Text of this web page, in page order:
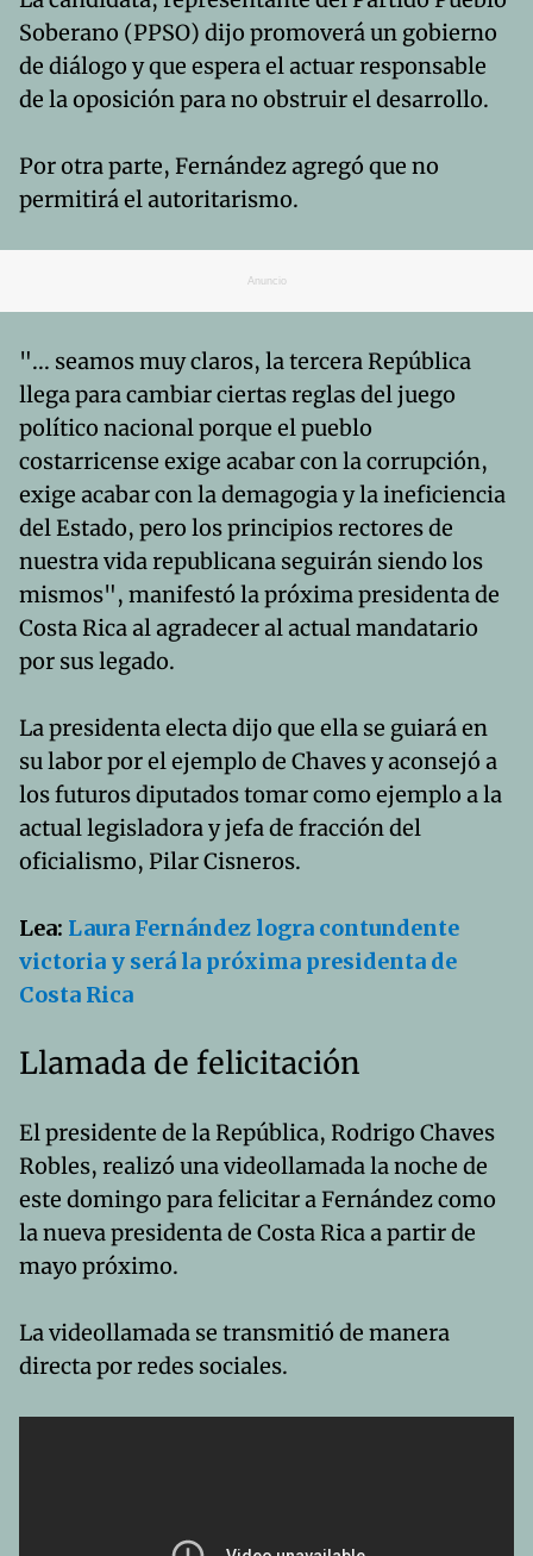
Soberano (PPSO) dijo promoverá un gobierno
de diálogo y que espera el actuar responsable
de la oposición para no obstruir el desarrollo.
Por otra parte, Fernández agregó que no
permitirá el autoritarismo.
Anuncio
"... seamos muy claros, la tercera República
llega para cambiar ciertas reglas del juego
político nacional porque el pueblo
costarricense exige acabar con la corrupción,
exige acabar con la demagogia y la ineficiencia
del Estado, pero los principios rectores de
nuestra vida republicana seguirán siendo los
mismos", manifestó la próxima presidenta de
Costa Rica al agradecer al actual mandatario
por sus legado.
La presidenta electa dijo que ella se guiará en
su labor por el ejemplo de Chaves y aconsejó a
los futuros diputados tomar como ejemplo a la
actual legisladora y jefa de fracción del
oficialismo, Pilar Cisneros.
Lea: Laura Fernández logra contundente
victoria y será la próxima presidenta de
Costa Rica
Llamada de felicitación
El presidente de la República, Rodrigo Chaves
Robles, realizó una videollamada la noche de
este domingo para felicitar a Fernández como
la nueva presidenta de Costa Rica a partir de
mayo próximo.
La videollamada se transmitió de manera
directa por redes sociales.